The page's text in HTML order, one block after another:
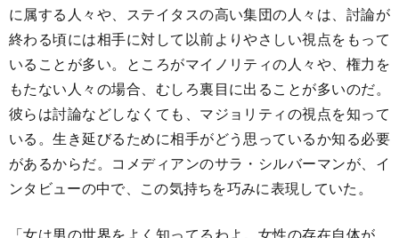
に属する人々や、ステイタスの高い集団の人々は、討論が
終わる頃には相手に対して以前よりやさしい視点をもって
いることが多い。ところがマイノリティの人々や、権力を
もたない人々の場合、むしろ裏目に出ることが多いのだ。
彼らは討論などしなくても、マジョリティの視点を知って
いる。生き延びるために相手がどう思っているか知る必要
があるからだ。コメディアンのサラ・シルバーマンが、イ
ンタビューの中で、この気持ちを巧みに表現していた。
「女は男の世界をよく知ってるわよ。女性の存在自体が、